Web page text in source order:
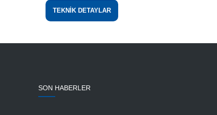
TEKNİK DETAYLAR
SON HABERLER